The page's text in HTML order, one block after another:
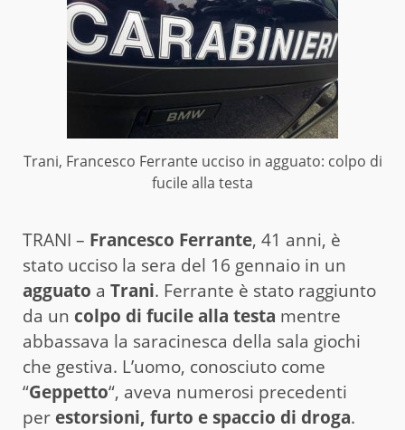
Trani, Francesco Ferrante ucciso in agguato: colpo di
fucile alla testa
TRANI – Francesco Ferrante, 41 anni, è
stato ucciso la sera del 16 gennaio in un
agguato a Trani. Ferrante è stato raggiunto
da un colpo di fucilealla testa mentre
abbassava la saracinesca della sala giochi
che gestiva. L’uomo, conosciuto come
“Geppetto“, aveva numerosi precedenti
per estorsioni, furto e spaccio di droga.